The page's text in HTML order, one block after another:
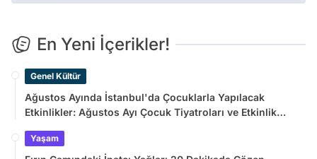
En Yeni İçerikler!
Genel Kültür
Ağustos Ayında İstanbul'da Çocuklarla Yapılacak
Etkinlikler: Ağustos Ayı Çocuk Tiyatroları ve Etkinlik
Yaşam